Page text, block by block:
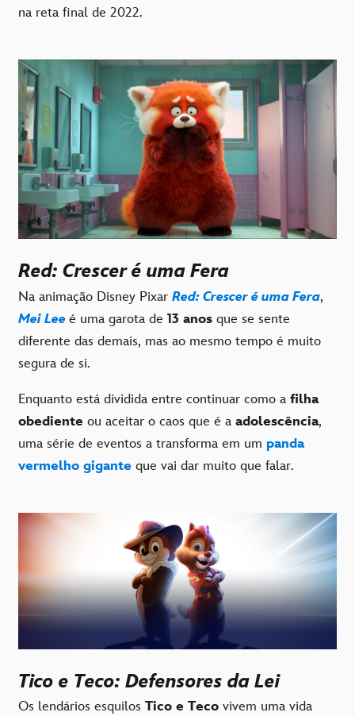
na reta final de 2022.
Red: Crescer é uma Fera
Na animação Disney Pixar Red: Crescer é uma Fera,
Mei Lee é uma garota de 13 anos que se sente
diferente das demais, mas ao mesmo tempo é muito
segura de si.
Enquanto está dividida entre continuar como a filha
obediente ou aceitar o caos que é a adolescência,
uma série de eventos a transforma em um panda
vermelho gigante que vai dar muito que falar.
Tico e Teco: Defensores da Lei
Os lendários esquilos Tico e Teco vivem uma vida